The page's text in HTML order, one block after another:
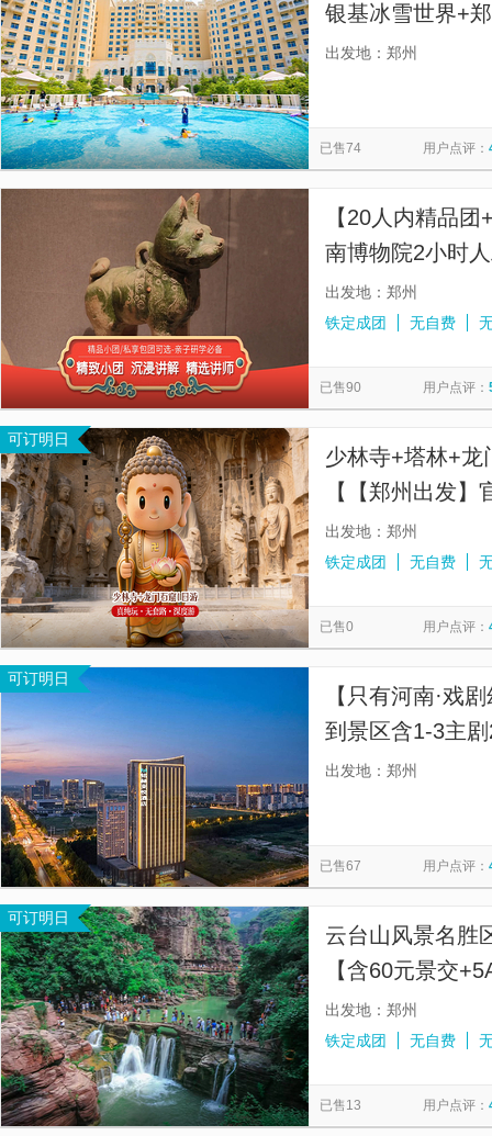
银基冰雪世界+
神话世界，住冰
出发地：郑州
已售74 用户点评：
【20人内精品
南博物院2小时
出发地：郑州
铁定成团
无自费
已售90 用户点评：
可订明日
少林寺+塔林+龙
【【郑州出发
出发地：郑州
铁定成团
无自费
已售0 用户点评：
可订明日
【只有河南·戏
到景区含1-3主
悦酒店赠早含接
出发地：郑州
已售67 用户点评：
可订明日
云台山风景名胜
【含60元景交
接+金牌导游讲
出发地：郑州
铁定成团
无自费
已售13 用户点评：